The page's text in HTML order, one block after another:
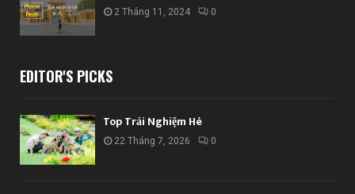
2 Tháng 11, 2024 0
EDITOR'S PICKS
Top Trải Nghiệm Hè
22 Tháng 7, 2026 0